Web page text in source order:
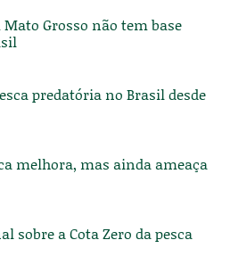
Grosso não tem base
predatória no Brasil desde
melhora, mas ainda ameaça
sobre a Cota Zero da pesca